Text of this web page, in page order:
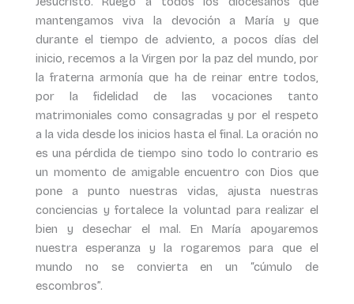
mantengamos viva la devoción a María y que
durante el tiempo de adviento, a pocos días del
inicio, recemos a la Virgen por la paz del mundo, por
la fraterna armonía que ha de reinar entre todos,
por la fidelidad de las vocaciones tanto
matrimoniales como consagradas y por el respeto
a la vida desde los inicios hasta el final. La oración no
es una pérdida de tiempo sino todo lo contrario es
un momento de amigable encuentro con Dios que
pone a punto nuestras vidas, ajusta nuestras
conciencias y fortalece la voluntad para realizar el
bien y desechar el mal. En María apoyaremos
nuestra esperanza y la rogaremos para que el
mundo no se convierta en un “cúmulo de
escombros”.